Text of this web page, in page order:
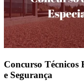
Concurso Técnicos
e Segurança